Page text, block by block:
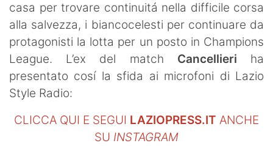
Contatti
casa per trovare continuitá nella difficile corsa
alla salvezza, i biancocelesti per continuare da
protagonisti la lotta per un posto in Champions
League. L’ex del match Cancellieri ha
presentato cosí la sfida ai microfoni di Lazio
Style Radio:
CLICCA QUI E SEGUI LAZIOPRESS.IT ANCHE
SU INSTAGRAM